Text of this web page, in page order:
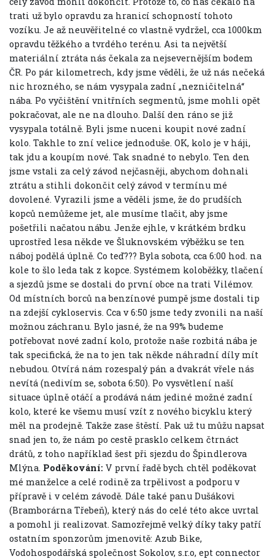
trati už bylo opravdu za hranicí schopností tohoto
vozíku. Je až neuvěřitelné co vlastně vydržel, cca 1000km
opravdu těžkého a tvrdého terénu. Asi ta největší
materiální ztráta nás čekala za nejsevernějším bodem
ČR. Po pár kilometrech, kdy jsme věděli, že už nás nečeká
nic hrozného, se nám vysypala zadní „nezničitelná“
nába. Po vyčištění vnitřních segmentů, jsme mohli opět
pokračovat, ale ne na dlouho. Další den ráno se již
vysypala totálně. Byli jsme nuceni koupit nové zadní
kolo. Takhle to zní velice jednoduše. OK, kolo je v háji,
tak jdu a koupím nové. Tak snadné to nebylo. Ten den
jsme vstali za celý závod nejčasněji, abychom dohnali
ztrátu a stihli dokončit celý závod v termínu mé
dovolené. Vyrazili jsme a věděli jsme, že do prudších
kopců nemůžeme jet, ale musíme tlačit, aby jsme
pošetřili načatou nábu. Jenže ejhle, v krátkém brdku
uprostřed lesa někde ve Šluknovském výběžku se ten
náboj podělá úplně. Co teď??? Byla sobota, cca 6:00 hod. na
kole to šlo leda tak z kopce. Systémem koloběžky, tlačení
a sjezdů jsme se dostali do první obce na trati Vilémov.
Od místních borců na benzínové pumpě jsme dostali tip
na zdejší cykloservis. Cca v 6:50 jsme tedy zvonili na naší
možnou záchranu. Bylo jasné, že na 99% budeme
potřebovat nové zadní kolo, protože naše rozbitá nába je
tak specifická, že na to jen tak někde náhradní díly mít
nebudou. Otvírá nám rozespalý pán a dvakrát vřele nás
nevítá (nedivím se, sobota 6:50). Po vysvětlení naší
situace úplně otáčí a prodává nám jediné možné zadní
kolo, které ke všemu musí vzít z nového bicyklu který
měl na prodejně. Takže zase štěstí. Pak už tu můžu napsat
snad jen to, že nám po cestě prasklo celkem čtrnáct
drátů, z toho například šest při sjezdu do Špindlerova
Mlýna. Poděkování: V první řadě bych chtěl poděkovat
mé manželce a celé rodině za trpělivost a podporu v
přípravě i v celém závodě. Dále také panu Dušákovi
(Bramborárna Třebeň), který nás do celé této akce uvrtal
a pomohl ji realizovat. Samozřejmě velký díky taky patří
ostatním sponzorům jmenovitě: Azub Bike,
Vodohospodářská společnost Sokolov, s.r.o, ept connector